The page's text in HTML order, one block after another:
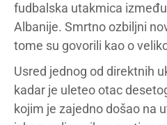
fudbalska utakmica
Albanije. Smrtno ozbiljni
tome su govorili kao o
Usred jednog od direktnih
kadar je uleteo otac
kojim je zajedno došao na